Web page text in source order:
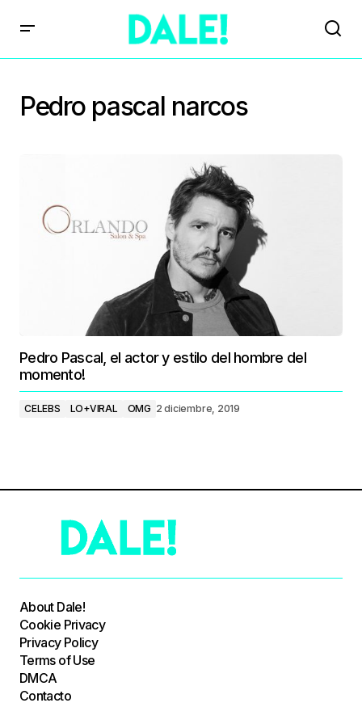
Pedro pascal narcos
Pedro Pascal, el actor y estilo del hombre del
momento!
CELEBS LO+VIRAL OMG 2 diciembre, 2019
About Dale!
Cookie Privacy
Privacy Policy
Terms of Use
DMCA
Contacto